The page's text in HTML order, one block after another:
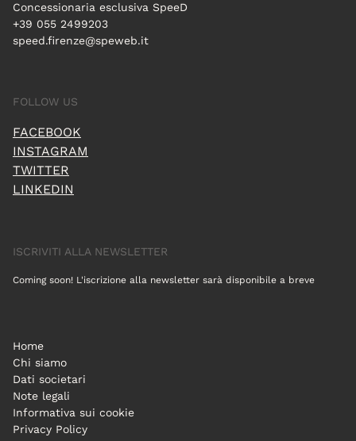
Concessionaria esclusiva SpeeD
+39 055 2499203
speed.firenze@speweb.it
FOLLOW US
FACEBOOK
INSTAGRAM
TWITTER
LINKEDIN
ISCRIVITI ALLA NEWSLETTER
Coming soon! L'iscrizione alla newsletter sarà disponibile a breve
Home
Chi siamo
Dati societari
Note legali
Informativa sui cookie
Privacy Policy